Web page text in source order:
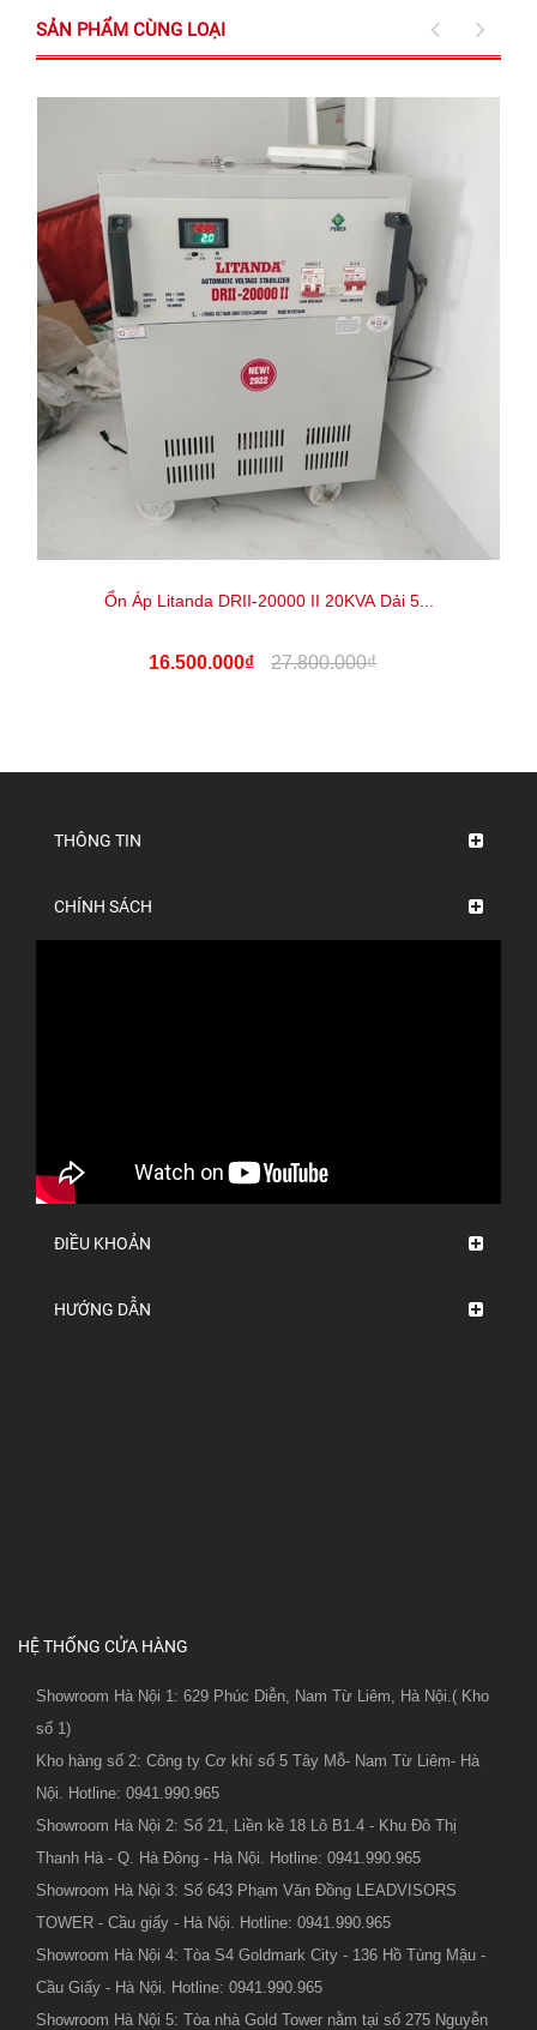
SẢN PHẨM CÙNG LOẠI
Ổn Áp Litanda DRII-20000 II 20KVA Dải 5...
16.500.000₫ 27.800.000₫
THÔNG TIN
CHÍNH SÁCH
ĐIỀU KHOẢN
HƯỚNG DẪN
HỆ THỐNG CỬA HÀNG
Showroom Hà Nội 1: 629 Phúc Diễn, Nam Từ Liêm, Hà Nội.( Kho
số 1)
Kho hàng số 2: Công ty Cơ khí số 5 Tây Mỗ- Nam Từ Liêm- Hà
Nội. Hotline: 0941.990.965
Showroom Hà Nội 2: Số 21, Liền kề 18 Lô B1.4 - Khu Đô Thị
Thanh Hà - Q. Hà Đông - Hà Nội. Hotline: 0941.990.965
Showroom Hà Nội 3: Số 643 Phạm Văn Đồng LEADVISORS
TOWER - Cầu giấy - Hà Nội. Hotline: 0941.990.965
Showroom Hà Nội 4: Tòa S4 Goldmark City - 136 Hồ Tùng Mậu -
Cầu Giấy - Hà Nội. Hotline: 0941.990.965
Showroom Hà Nội 5: Tòa nhà Gold Tower nằm tại số 275 Nguyễn